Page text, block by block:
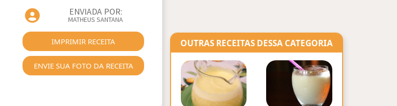
ENVIADA POR:
MATHEUS SANTANA
IMPRIMIR RECEITA
ENVIE SUA FOTO DA RECEITA
OUTRAS RECEITAS DESSA CATEGORIA